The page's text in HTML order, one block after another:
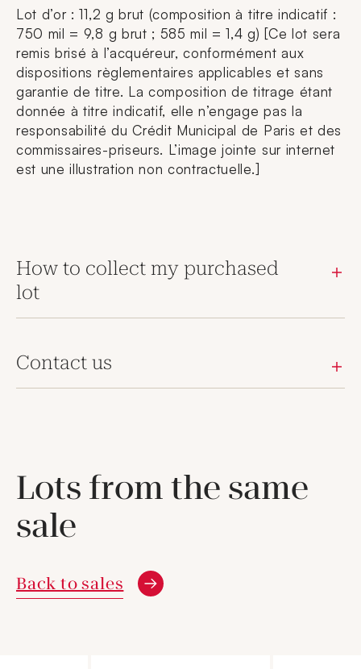
Lot d’or : 11,2 g brut (composition à titre indicatif :
750 mil = 9,8 g brut ; 585 mil = 1,4 g) [Ce lot sera
remis brisé à l’acquéreur, conformément aux
dispositions règlementaires applicables et sans
garantie de titre. La composition de titrage étant
donnée à titre indicatif, elle n’engage pas la
responsabilité du Crédit Municipal de Paris et des
commissaires-priseurs. L’image jointe sur internet
est une illustration non contractuelle.]
How to collect my purchased
lot
Contact us
Lots from the same
sale
Back to sales